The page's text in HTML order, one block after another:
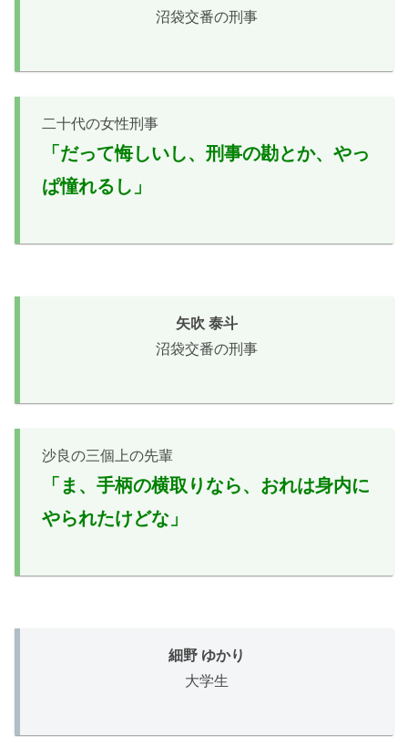
沼袋交番の刑事
二十代の女性刑事
「だって悔しいし、刑事の勘とか、やっ
ぱ憧れるし」
矢吹 泰斗
沼袋交番の刑事
沙良の三個上の先輩
「ま、手柄の横取りなら、おれは身内に
やられたけどな」
細野 ゆかり
大学生